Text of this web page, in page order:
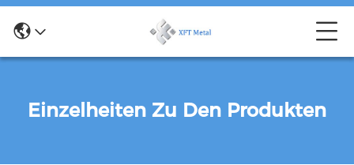
Einzelheiten Zu Den Produkten